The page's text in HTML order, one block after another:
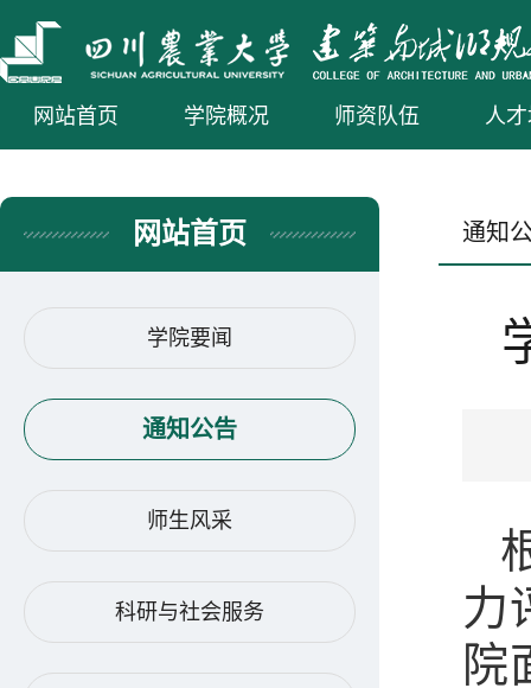
网站首页 学院概况 师资队伍 人
网站首页
学院要闻
通知公告
师生风采
科研与社会服务
通知
力
院